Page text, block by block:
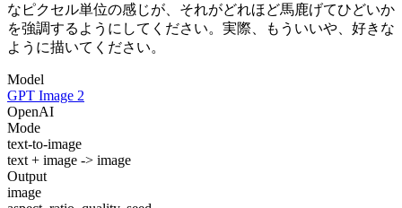
なピクセル単位の感じが、それがどれほど馬鹿げてひどいか
を強調するようにしてください。実際、もういいや、好きな
ように描いてください。
Model
GPT Image 2
OpenAI
Mode
text-to-image
text + image -> image
Output
image